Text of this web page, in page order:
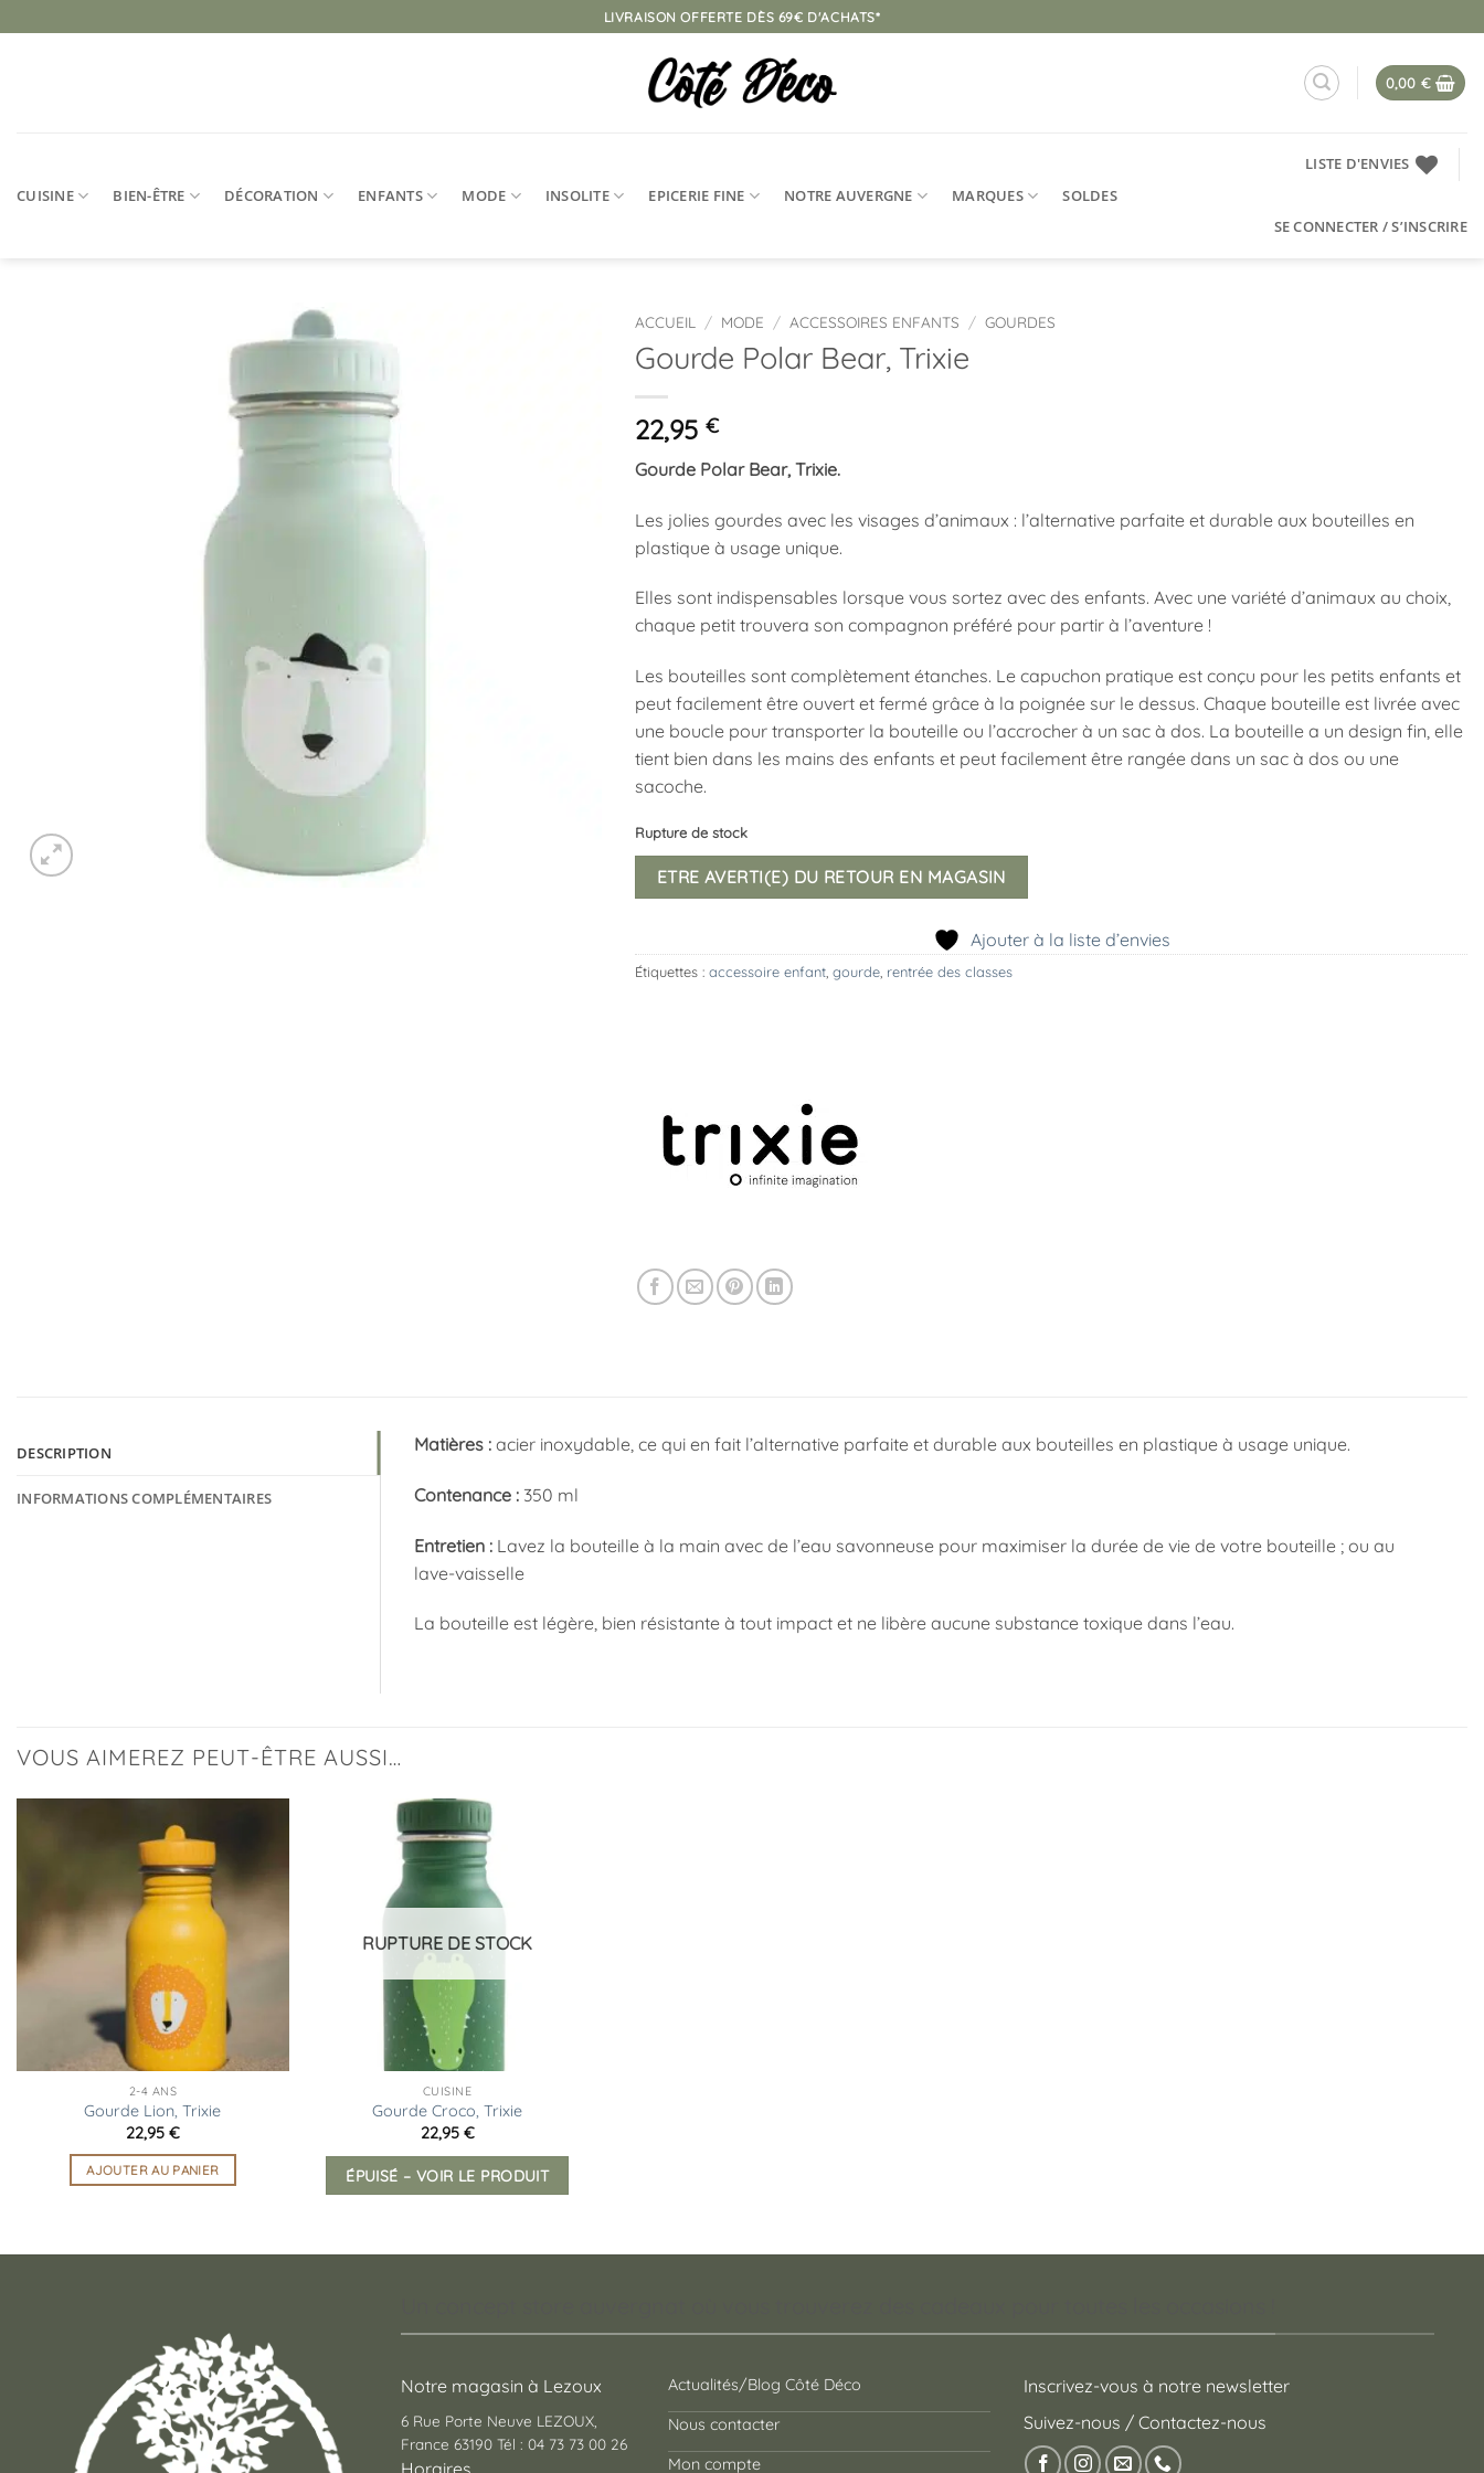
au
LIVRAISON OFFERTE DÈS 69€ D'ACHATS*
0,00 €
CUISINE BIEN-ÊTRE DÉCORATION ENFANTS MODE INSOLITE EPICERIE FINE NOTRE AUVERGNE MARQUES SOLDES
LISTE D'ENVIES
SE CONNECTER / S’INSCRIRE
ACCUEIL / MODE / ACCESSOIRES ENFANTS / GOURDES
Gourde Polar Bear, Trixie
22,95 €
Gourde Polar Bear, Trixie.
Les jolies gourdes avec les visages d’animaux : l’alternative parfaite et durable aux bouteilles en
plastique à usage unique.
Elles sont indispensables lorsque vous sortez avec des enfants. Avec une variété d’animaux au choix,
chaque petit trouvera son compagnon préféré pour partir à l’aventure !
Les bouteilles sont complètement étanches. Le capuchon pratique est conçu pour les petits enfants et
peut facilement être ouvert et fermé grâce à la poignée sur le dessus. Chaque bouteille est livrée avec
une boucle pour transporter la bouteille ou l’accrocher à un sac à dos. La bouteille a un design fin, elle
tient bien dans les mains des enfants et peut facilement être rangée dans un sac à dos ou une
sacoche.
Rupture de stock
ETRE AVERTI(E) DU RETOUR EN MAGASIN
Ajouter à la liste d’envies
Étiquettes : accessoire enfant gourde rentrée des classes
DESCRIPTION
INFORMATIONS COMPLÉMENTAIRES
Matières : acier inoxydable, ce qui en fait l’alternative parfaite et durable aux bouteilles en plastique à usage unique.
Contenance :350 ml
Entretien : Lavez la bouteille à la main avec de l’eau savonneuse pour maximiser la durée de vie de votre bouteille ; ou au
lave-vaisselle
La bouteille est légère, bien résistante à tout impact et ne libère aucune substance toxique dans l’eau.
VOUS AIMEREZ PEUT-ÊTRE AUSSI…
à la
liste
2-4 ANS
Gourde Lion, Trixie
22,95 €
AJOUTER AU PANIER
RUPTURE DE STOCK
CUISINE
Gourde Croco, Trixie
22,95 €
ÉPUISÉ – VOIR LE PRODUIT
Notre magasin à Lezoux
6 Rue Porte Neuve LEZOUX,
France 63190 Tél : 04 73 73 00 26
Horaires
Actualités/Blog Côté Déco
Nous contacter
Mon compte
Inscrivez-vous à notre newsletter
Suivez-nous / Contactez-nous